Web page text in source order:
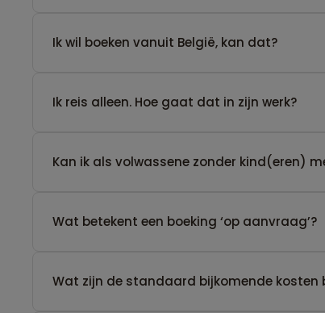
Ik wil boeken vanuit België, kan dat?
​Ik reis alleen. Hoe gaat dat in zijn werk?
Kan ik als volwassene zonder kind(eren)
Wat betekent een boeking ‘op aanvraag’?
Wat zijn de standaard bijkomende kosten